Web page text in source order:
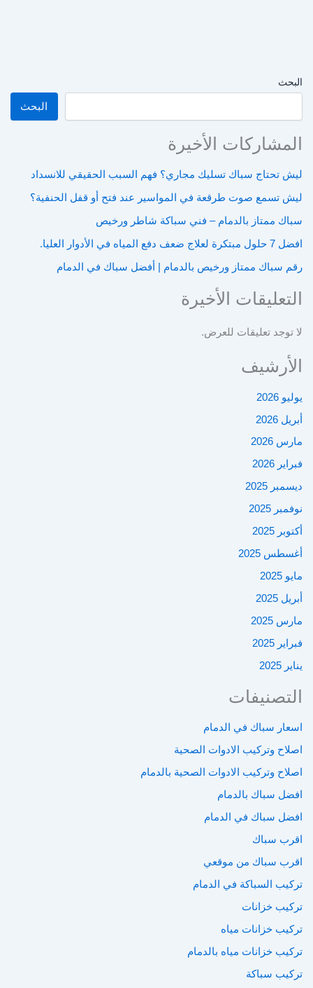
البحث
البحث
المشاركات الأخيرة
ليش تحتاج سباك تسليك مجاري؟ فهم السبب الحقيقي للانسداد
ليش تسمع صوت طرقعة في المواسير عند فتح أو قفل الحنفية؟
سباك ممتاز بالدمام – فني سباكة شاطر ورخيص
افضل 7 حلول مبتكرة لعلاج ضعف دفع المياه في الأدوار العليا.
رقم سباك ممتاز ورخيص بالدمام | أفضل سباك في الدمام
التعليقات الأخيرة
لا توجد تعليقات للعرض.
الأرشيف
يوليو 2026
أبريل 2026
مارس 2026
فبراير 2026
ديسمبر 2025
نوفمبر 2025
أكتوبر 2025
أغسطس 2025
مايو 2025
أبريل 2025
مارس 2025
فبراير 2025
يناير 2025
التصنيفات
اسعار سباك في الدمام
اصلاح وتركيب الادوات الصحية
اصلاح وتركيب الادوات الصحية بالدمام
افضل سباك بالدمام
افضل سباك في الدمام
اقرب سباك
اقرب سباك من موقعي
تركيب السباكة في الدمام
تركيب خزانات
تركيب خزانات مياه
تركيب خزانات مياه بالدمام
تركيب سباكة